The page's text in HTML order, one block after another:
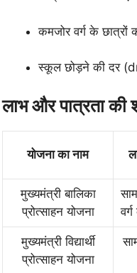
कमजोर वर्ग के छात्रों
स्कूल छोड़ने की दर
लाभ और पात्रता की
योजना का नाम
मुख्यमंत्री बालिका
प्रोत्साहन योजना
मुख्यमंत्री विद्यार्थी
प्रोत्साहन योजना